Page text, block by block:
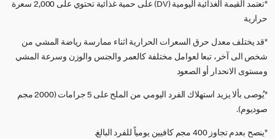
*تعتمد القيمة الغذائية اليومية (DV) على حمية غذائية تحتوي على 2,000 سعرة
حرارية
*قد يختلف معدل حرق السعرات الحرارية اثناء ممارسة رياضة المشي من
شخص الى آخر، تبعا لعوامل مختلفة كالعمر والجنس والوزن وسرعة المشي
ومستوى الانحدار أو الصعود
*يُوصى بألا يزيد استهلاك الفرد اليومي من الملح على 5 جرامات (2000 مجم
صوديوم).
*ينصح بعدم تجاوز 400 مجم كافيين يومياً للفرد البالغ.